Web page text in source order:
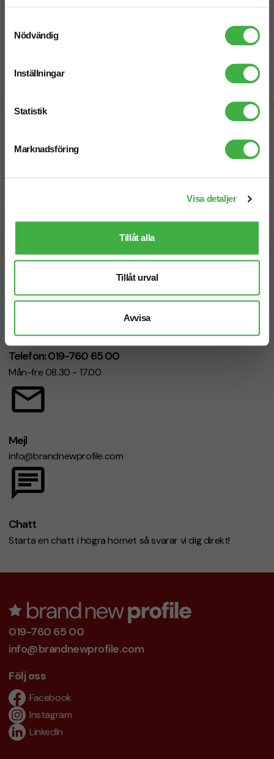
Nödvändig
Inställningar
Statistik
Marknadsföring
Visa detaljer
Tillåt alla
Tillåt urval
Avvisa
Fri offert
Snabb leverans
Vi hjälper dig gärna!
Telefon: 019-760 65 00
Mån-fre 08.30 - 17.00
Mejl
info@brandnewprofile.com
Chatt
Starta en chatt i högra hörnet så svarar vi dig direkt!
019-760 65 00
info@brandnewprofile.com
Följ oss
Facebook
Instagram
LinkedIn